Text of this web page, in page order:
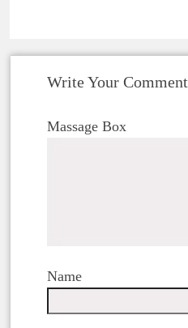
Write Your Comment
Massage Box
Name